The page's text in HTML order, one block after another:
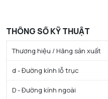
THÔNG SỐ KỸ THUẬT
Thương hiệu / Hãng sản xuất
d - Đường kính lỗ trục
D - Đường kính ngoài